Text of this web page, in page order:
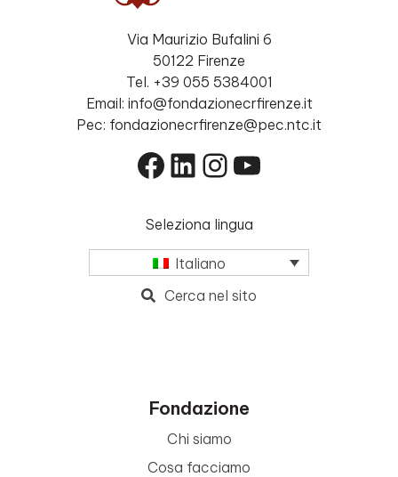
Via Maurizio Bufalini 6
50122 Firenze
Tel. +39 055 5384001
Email: info@fondazionecrfirenze.it
Pec: fondazionecrfirenze@pec.ntc.it
Facebook
LinkedIn
Instagram
YouTube
Seleziona lingua
Italiano
Cerca nel sito
Fondazione
Chi siamo
Cosa facciamo